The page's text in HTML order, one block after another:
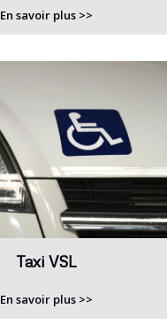
En savoir plus >>
Taxi VSL
En savoir plus >>